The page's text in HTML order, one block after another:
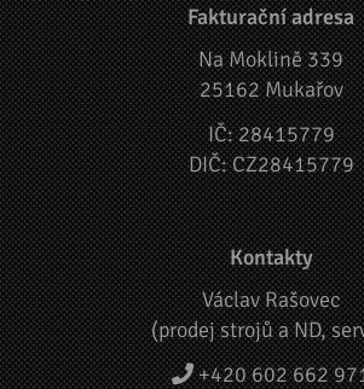
Fakturační adresa
Na Moklině 339
25162 Mukařov
IČ: 28415779
DIČ: CZ28415779
Kontakty
Václav Rašovec
(prodej strojů a ND,
+420 602 662